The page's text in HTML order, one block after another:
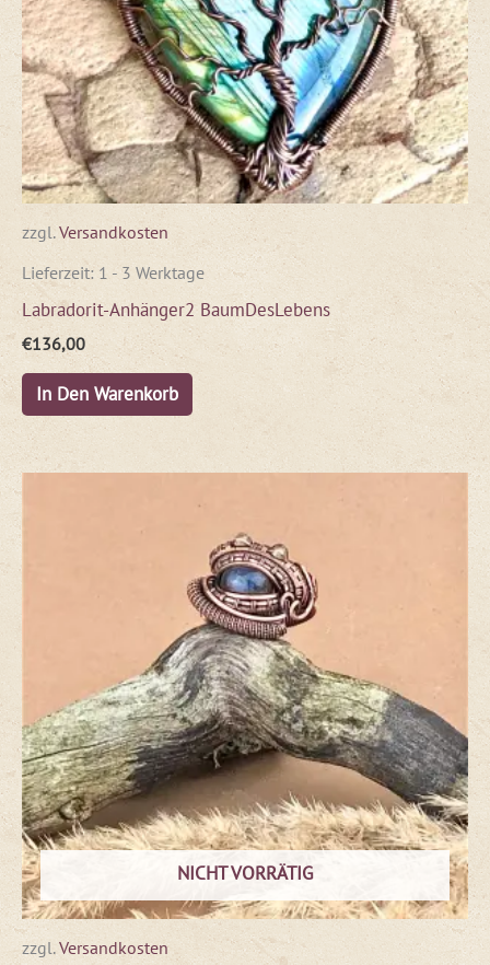
zzgl.Versandkosten
Lieferzeit: 1 - 3 Werktage
Labradorit-Anhänger2 BaumDesLebens
€136,00
In Den Warenkorb
NICHT VORRÄTIG
zzgl.Versandkosten